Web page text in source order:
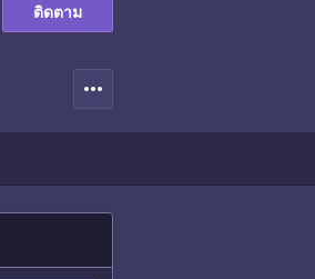
ติดตาม
more_horiz